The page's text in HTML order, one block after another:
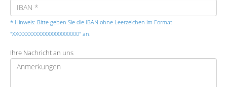
* Hinweis: Bitte geben Sie die IBAN ohne Leerzeichen im Format
"XX00000000000000000000" an.
Ihre Nachricht an uns